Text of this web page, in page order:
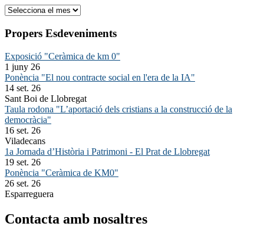
Arxiu
Propers Esdeveniments
Exposició "Ceràmica de km 0"
1 juny 26
Ponència "El nou contracte social en l'era de la IA"
14 set. 26
Sant Boi de Llobregat
Taula rodona "L’aportació dels cristians a la construcció de la
democràcia"
16 set. 26
Viladecans
1a Jornada d’Història i Patrimoni - El Prat de Llobregat
19 set. 26
Ponència "Ceràmica de KM0"
26 set. 26
Esparreguera
Contacta amb nosaltres